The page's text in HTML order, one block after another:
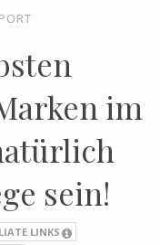
im
sein!
LINKS